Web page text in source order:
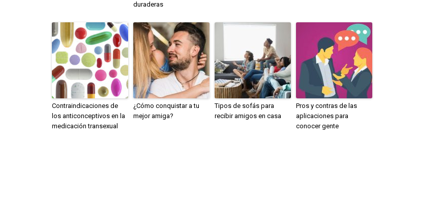
duraderas
Contraindicaciones de
los anticonceptivos en la
medicación transexual
¿Cómo conquistar a tu
mejor amiga?
Tipos de sofás para
recibir amigos en casa
Pros y contras de las
aplicaciones para
conocer gente